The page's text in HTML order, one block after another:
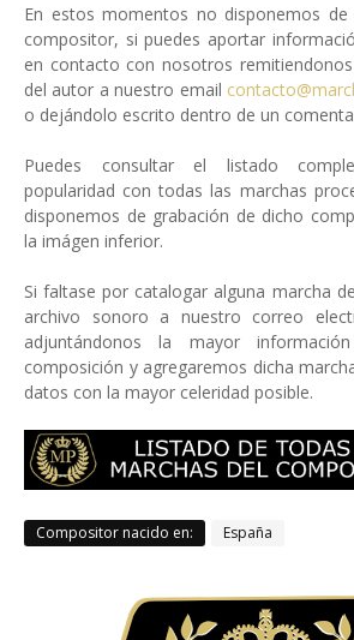
En estos momentos no disponemos
compositor, si puedes aportar
en contacto con nosotros
del autor a nuestro email
o dejándolo escrito dentro de un
Puedes consultar el listado
popularidad con todas las marchas
disponemos de grabación de dicho
la imágen inferior.
Si faltase por catalogar alguna marcha
archivo sonoro a nuestro correo
adjuntándonos la mayor
composición y agregaremos dicha
datos con la mayor celeridad posible.
Compositor nacido en: España